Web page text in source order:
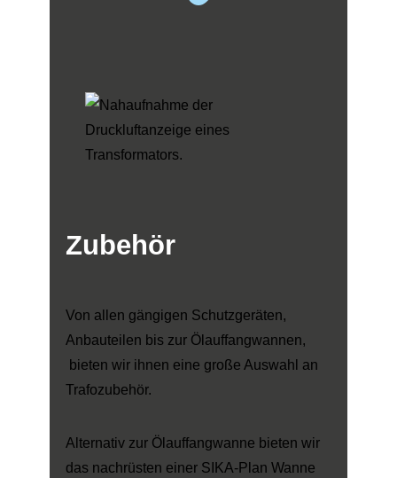
Zubehör
Von allen gängigen Schutzgeräten,
Anbauteilen bis zur Ölauffangwannen,
bieten wir ihnen eine große Auswahl an
Trafozubehör.
Alternativ zur Ölauffangwanne bieten wir
das nachrüsten einer SIKA-Plan Wanne